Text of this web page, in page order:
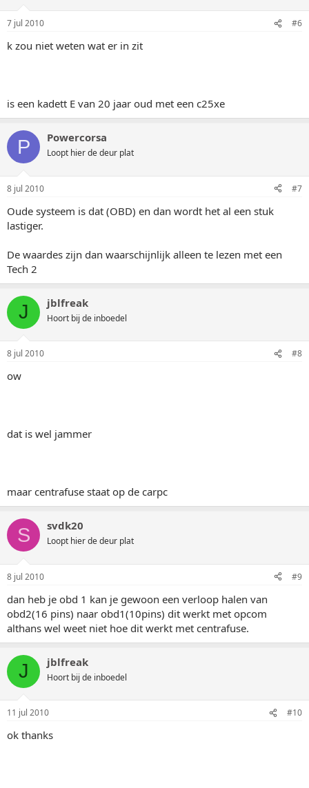
7 jul 2010 #6
k zou niet weten wat er in zit
is een kadett E van 20 jaar oud met een c25xe
P Powercorsa
Loopt hier de deur plat
8 jul 2010 #7
Oude systeem is dat (OBD) en dan wordt het al een stuk
lastiger.
De waardes zijn dan waarschijnlijk alleen te lezen met een
Tech 2
J jblfreak
Hoort bij de inboedel
8 jul 2010 #8
ow
dat is wel jammer
maar centrafuse staat op de carpc
S svdk20
Loopt hier de deur plat
8 jul 2010 #9
dan heb je obd 1 kan je gewoon een verloop halen van
obd2(16 pins) naar obd1(10pins) dit werkt met opcom
althans wel weet niet hoe dit werkt met centrafuse.
J jblfreak
Hoort bij de inboedel
11 jul 2010 #10
ok thanks